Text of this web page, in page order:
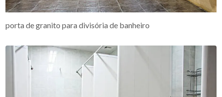
porta de granito para divisória de banheiro